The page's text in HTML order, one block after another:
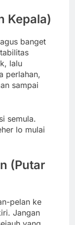
Kepala)
banget
lalu
perlahan,
sampai
semula.
lo mulai
(Putar
pelan ke
Jangan